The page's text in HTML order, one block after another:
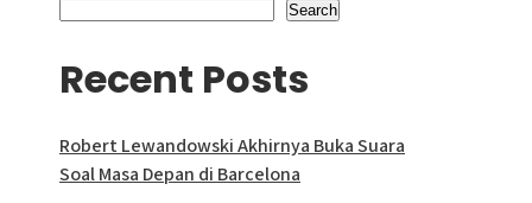
Search
Recent Posts
Robert Lewandowski Akhirnya Buka Suara
Soal Masa Depan di Barcelona